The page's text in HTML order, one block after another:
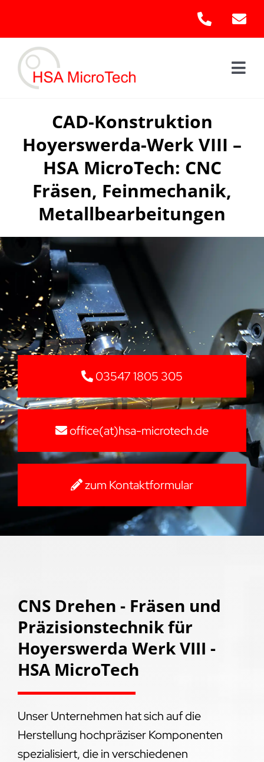
content
CAD-Konstruktion
Hoyerswerda-Werk VIII –
HSA MicroTech: CNC
Fräsen, Feinmechanik,
Metallbearbeitungen
03547 1805 305
office(at)hsa-microtech.de
zum Kontaktformular
CNS Drehen - Fräsen und
Präzisionstechnik für
Hoyerswerda Werk VIII -
HSA MicroTech
Unser Unternehmen hat sich auf die
Herstellung hochpräziser Komponenten
spezialisiert, die in verschiedenen